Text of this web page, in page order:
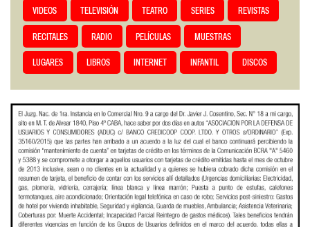
VIDEOS TELEVISIÓN TEATRO SERIES REVISTAS
RECITALES RADIO PELÍCULAS MUESTRAS
LUGARES LIBROS INTERNET INFANTIL DISCOS